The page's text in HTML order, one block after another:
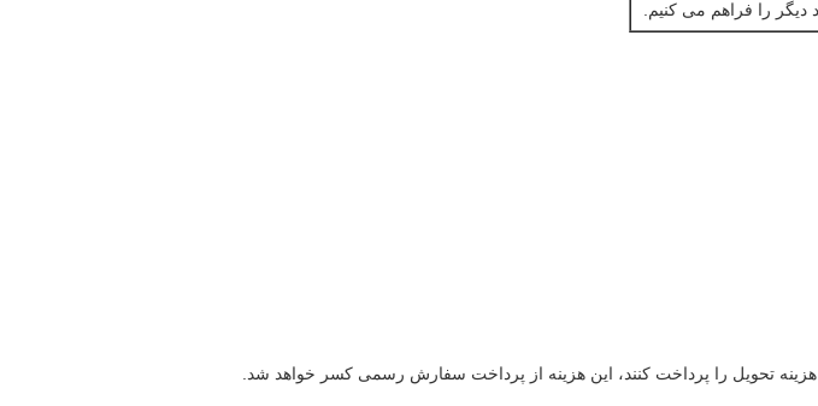
هزینه تحویل را پرداخت کنند، این هزینه از پرداخت سفارش رسمی کسر خواهد شد.